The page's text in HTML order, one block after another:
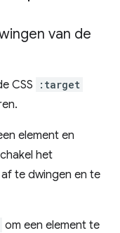
van de
CSS :target
element en
het
​​te dwingen en te
om een ​​element te